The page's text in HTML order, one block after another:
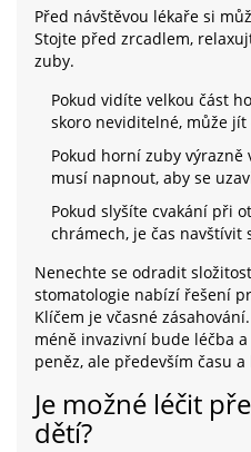
Před návštěvou lékaře si
Stojte před zrcadlem,
zuby.
Pokud vidíte velkou část
skoro neviditelné, může
Pokud horní zuby
musí napnout, aby se
Pokud slyšíte cvakání při
chrámech, je čas navštívit
Nenechte se odradit
stomatologie nabízí řešení
Klíčem je včasné
méně invazivní bude léčba
peněz, ale především času a
Je možné léčit
dětí?